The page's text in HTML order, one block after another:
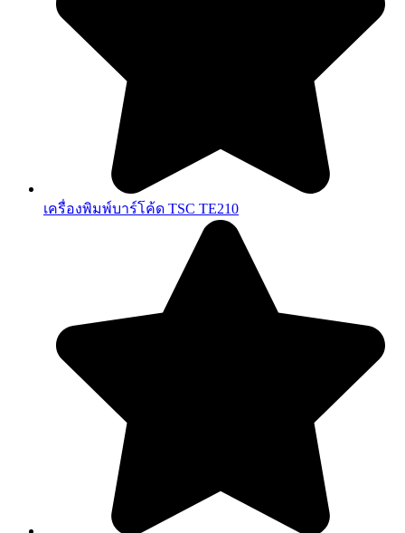
เครื่องพิมพ์บาร์โค้ด TSC TE210